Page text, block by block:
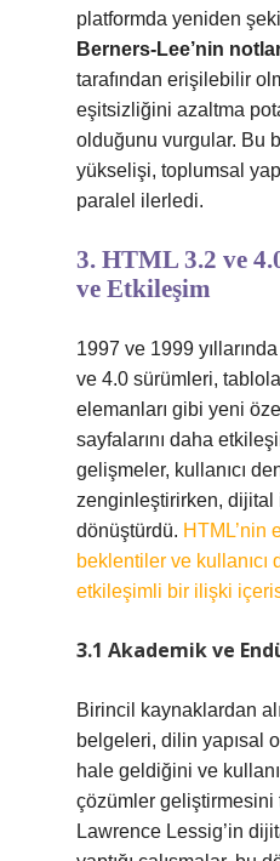
platformda yeniden
Berners-Lee’nin
tarafından erişilebilir
eşitsizliğini azaltma
olduğunu vurgular. Bu
yükselişi, toplumsal
paralel ilerledi.
3. HTML 3.2 ve
ve Etkileşim
1997 ve 1999
ve 4.0 sürümleri,
elemanları gibi yeni
sayfalarını daha
gelişmeler, kullanıcı
zenginleştirirken,
dönüştürdü. HTML’nin
beklentiler ve kullanıcı
etkileşimli bir ilişki
3.1 Akademik ve
Birincil kaynaklardan
belgeleri, dilin yapısal
hale geldiğini ve
çözümler geliştirmesini
Lawrence Lessig’in